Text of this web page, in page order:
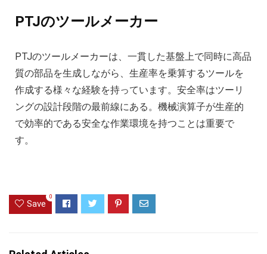
PTJのツールメーカー
PTJのツールメーカーは、一貫した基盤上で同時に高品
質の部品を生成しながら、生産率を乗算するツールを
作成する様々な経験を持っています。安全率はツーリ
ングの設計段階の最前線にある。機械演算子が生産的
で効率的である安全な作業環境を持つことは重要で
す。
Save
0